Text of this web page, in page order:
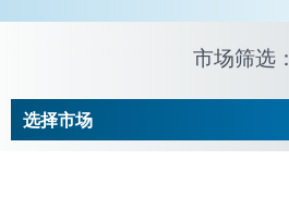
市场筛选：
选择市场